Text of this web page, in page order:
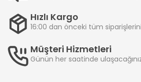
Hızlı Kargo
16:00 dan önceki tüm
Müşteri Hizmetleri
Günün her saatinde